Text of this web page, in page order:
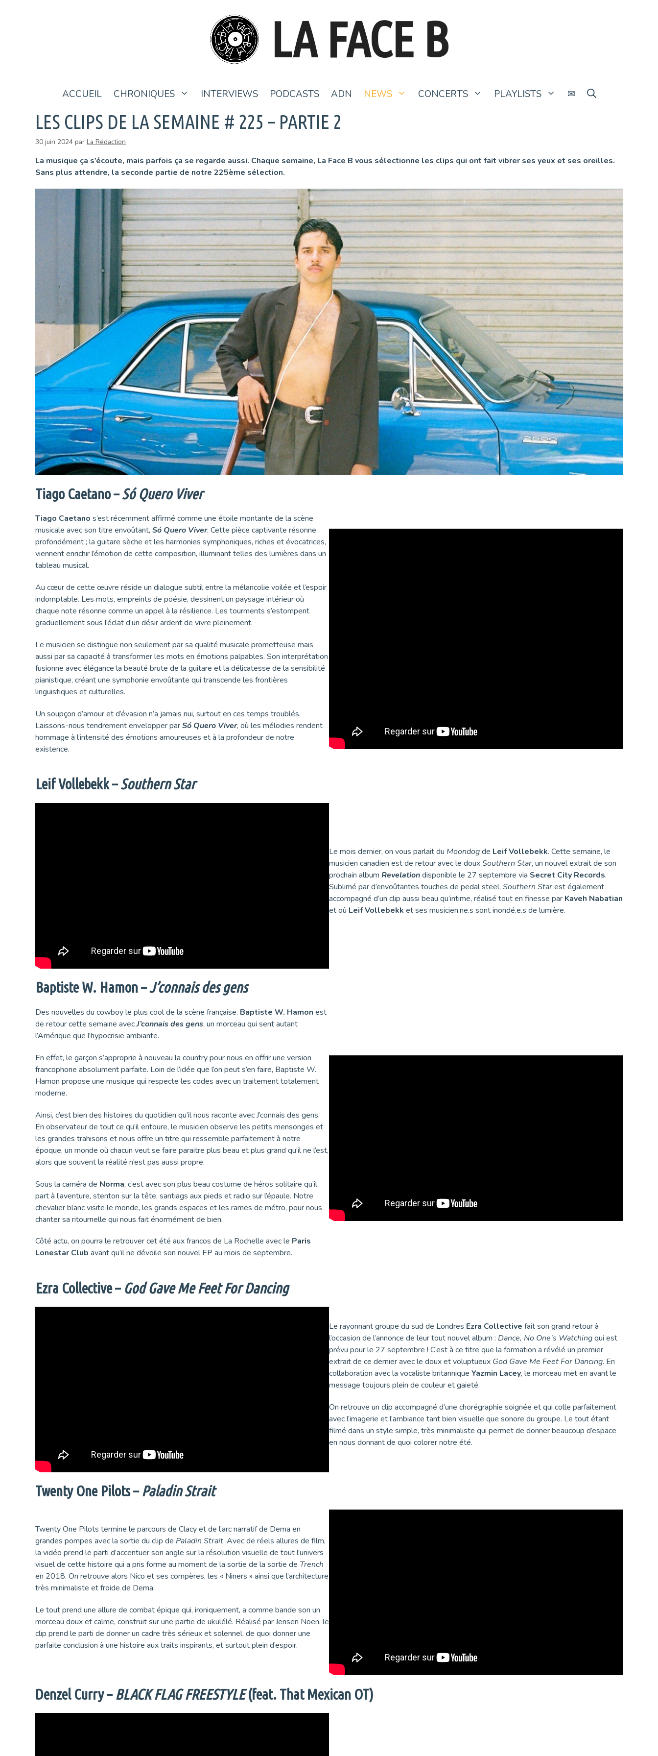
LA FACE B
ACCUEIL CHRONIQUES INTERVIEWS PODCASTS ADN NEWS CONCERTS PLAYLISTS ✉
LES CLIPS DE LA SEMAINE # 225 – PARTIE 2
30 juin 2024 par La Rédaction
La musique ça s’écoute, mais parfois ça se regarde aussi. Chaque semaine, La Face B vous sélectionne les clips qui ont fait vibrer ses yeux et ses oreilles.
Sans plus attendre, la seconde partie de notre 225ème sélection.
Tiago Caetano –Só Quero Viver
Tiago Caetano s’est récemment affirmé comme une étoile montante de la scène
musicale avec son titre envoûtant, Só Quero Viver. Cette pièce captivante résonne
profondément ; la guitare sèche et les harmonies symphoniques, riches et évocatrices,
viennent enrichir l’émotion de cette composition, illuminant telles des lumières dans un
tableau musical.
Au cœur de cette œuvre réside un dialogue subtil entre la mélancolie voilée et l’espoir
indomptable. Les mots, empreints de poésie, dessinent un paysage intérieur où
chaque note résonne comme un appel à la résilience. Les tourments s’estompent
graduellement sous l’éclat d’un désir ardent de vivre pleinement.
Le musicien se distingue non seulement par sa qualité musicale prometteuse mais
aussi par sa capacité à transformer les mots en émotions palpables. Son interprétation
fusionne avec élégance la beauté brute de la guitare et la délicatesse de la sensibilité
pianistique, créant une symphonie envoûtante qui transcende les frontières
linguistiques et culturelles.
Un soupçon d’amour et d’évasion n’a jamais nui, surtout en ces temps troublés.
Laissons-nous tendrement envelopper parSó Quero Viver, où les mélodies rendent
hommage à l’intensité des émotions amoureuses et à la profondeur de notre
existence.
Leif Vollebekk –Southern Star
Le mois dernier, on vous parlait du Moondogde Leif Vollebekk. Cette semaine, le
musicien canadien est de retour avec le douxSouthern Star, un nouvel extrait de son
prochain album Revelationdisponible le 27 septembre via Secret City Records.
Sublimé par d’envoûtantes touches de pedal steel, Southern Starest également
accompagné d’un clip aussi beau qu’intime, réalisé tout en finesse par Kaveh Nabatian
et où Leif Vollebekk et ses musicien.ne.s sont inondé.e.s de lumière.
Baptiste W. Hamon –J’connais des gens
Des nouvelles du cowboy le plus cool de la scène française. Baptiste W. Hamon est
de retour cette semaine avecJ’connais des gens, un morceau qui sent autant
l’Amérique que l’hypocrisie ambiante.
En effet, le garçon s’approprie à nouveau la country pour nous en offrir une version
francophone absolument parfaite. Loin de l’idée que l’on peut s’en faire, Baptiste W.
Hamon propose une musique qui respecte les codes avec un traitement totalement
moderne.
Ainsi, c’est bien des histoires du quotidien qu’il nous raconte avec J’connais des gens.
En observateur de tout ce qu’il entoure, le musicien observe les petits mensonges et
les grandes trahisons et nous offre un titre qui ressemble parfaitement à notre
époque, un monde où chacun veut se faire paraitre plus beau et plus grand qu’il ne l’est,
alors que souvent la réalité n’est pas aussi propre.
Sous la caméra de Norma, c’est avec son plus beau costume de héros solitaire qu’il
part à l’aventure, stenton sur la tête, santiags aux pieds et radio sur l’épaule. Notre
chevalier blanc visite le monde, les grands espaces et les rames de métro, pour nous
chanter sa ritournelle qui nous fait énormément de bien.
Côté actu, on pourra le retrouver cet été aux francos de La Rochelle avec le Paris
Lonestar Club avant qu’il ne dévoile son nouvel EP au mois de septembre.
Ezra Collective – God Gave Me Feet For Dancing
Le rayonnant groupe du sud de Londres Ezra Collective fait son grand retour à
l’occasion de l’annonce de leur tout nouvel album : Dance, No One’s Watchingqui est
prévu pour le 27 septembre ! C’est à ce titre que la formation a révélé un premier
extrait de ce dernier avec le doux et voluptueux God Gave Me Feet For Dancing. En
collaboration avec la vocaliste britannique Yazmin Lacey, le morceau met en avant le
message toujours plein de couleur et gaieté.
On retrouve un clip accompagné d’une chorégraphie soignée et qui colle parfaitement
avec l’imagerie et l’ambiance tant bien visuelle que sonore du groupe. Le tout étant
filmé dans un style simple, très minimaliste qui permet de donner beaucoup d’espace
en nous donnant de quoi colorer notre été.
Twenty One Pilots –Paladin Strait
Twenty One Pilots termine le parcours de Clacy et de l’arc narratif de Dema en
grandes pompes avec la sortie du clip de Paladin Strait. Avec de réels allures de film,
la vidéo prend le parti d’accentuer son angle sur la résolution visuelle de tout l’univers
visuel de cette histoire qui a pris forme au moment de la sortie de la sortie de Trench
en 2018. On retrouve alors Nico et ses compères, les « Niners » ainsi que l’architecture
très minimaliste et froide de Dema.
Le tout prend une allure de combat épique qui, ironiquement, a comme bande son un
morceau doux et calme, construit sur une partie de ukulélé. Réalisé par Jensen Noen, le
clip prend le parti de donner un cadre très sérieux et solennel, de quoi donner une
parfaite conclusion à une histoire aux traits inspirants, et surtout plein d’espoir.
Denzel Curry – BLACK FLAG FREESTYLE(feat. That Mexican OT)